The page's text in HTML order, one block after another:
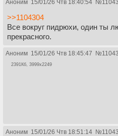
Аноним 15/01/26 Чтв 18:40:54 №
>>1104304
Все вокруг пидрюхи, один ты
прекрасного.
Аноним 15/01/26 Чтв 18:45:47 №
2391Кб, 3999x2249
Аноним 15/01/26 Чтв 18:51:14 №